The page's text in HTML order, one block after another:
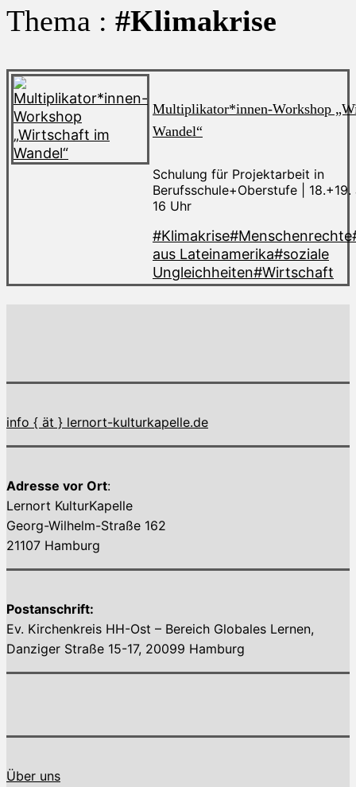
Thema : #Klimakrise
Multiplikator*innen-Workshop
Wandel“
Schulung für Projektarbeit in
Berufsschule+Oberstufe |
16 Uhr
#Klimakrise#Menschenrechte
aus Lateinamerika#soziale
Ungleichheiten#Wirtschaft
info { ät } lernort-kulturkapelle.de
Adresse vor Ort:
Lernort KulturKapelle
Georg-Wilhelm-Straße 162
21107 Hamburg
Postanschrift:
Ev. Kirchenkreis HH-Ost – Bereich Globales Lernen,
Danziger Straße 15-17, 20099 Hamburg
Über uns